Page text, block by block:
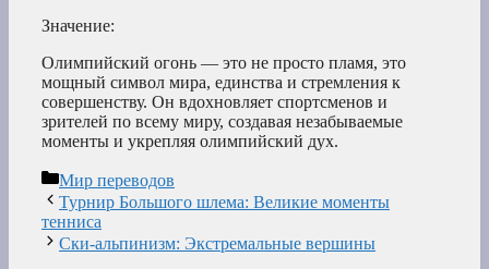
Значение:
Олимпийский огонь — это не просто пламя, это
мощный символ мира, единства и стремления к
совершенству. Он вдохновляет спортсменов и
зрителей по всему миру, создавая незабываемые
моменты и укрепляя олимпийский дух.
Рубрики
Мир переводов
Турнир Большого шлема: Великие моменты
тенниса
Ски-альпинизм: Экстремальные вершины